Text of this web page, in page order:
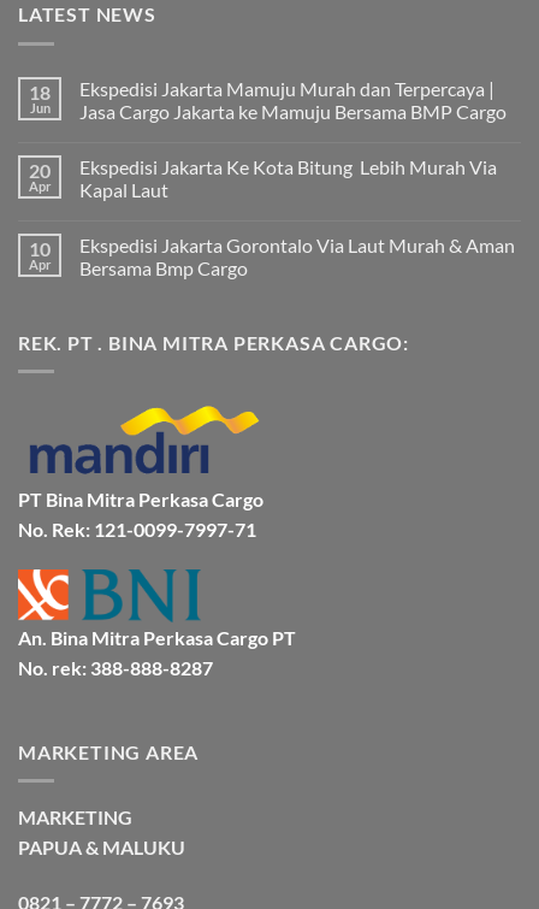
LATEST NEWS
18
Jun
Ekspedisi Jakarta Mamuju Murah dan Terpercaya |
Jasa Cargo Jakarta ke Mamuju Bersama BMP Cargo
komentar
pada
Ekspedisi
Murah
dan
Terpercaya
Jakarta
ke
20
Apr
Ekspedisi Jakarta Ke Kota Bitung Lebih Murah Via
Kapal Laut
komentar
pada
Ekspedisi
Bitung
Lebih
10
Apr
Ekspedisi Jakarta Gorontalo Via Laut Murah & Aman
Bersama Bmp Cargo
pada
Ekspedisi
&
Aman
Bersama
Bmp
Cargo
REK. PT . BINA MITRA PERKASA CARGO:
PT Bina Mitra Perkasa Cargo
No. Rek: 121-0099-7997-71
An. Bina Mitra Perkasa Cargo PT
No. rek: 388-888-8287
MARKETING AREA
MARKETING
PAPUA & MALUKU
0821 – 7772 – 7693